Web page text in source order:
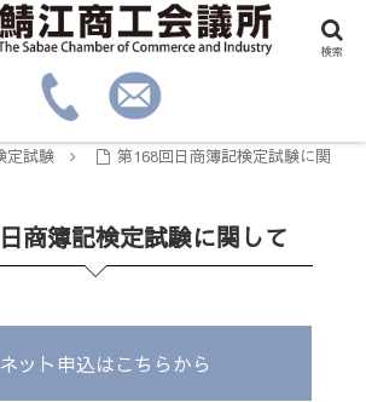
定試験
第168回日商簿記検定試験に関
商簿記検定試験に関して
ット申込はこちらから
検索